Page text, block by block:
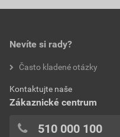
Nevíte si rady?
Často kladené otázky
Kontaktujte naše
Zákaznické centrum
510 000 100